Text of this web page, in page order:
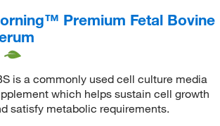
Premium Fetal Bovine
is a commonly used cell culture media
which helps sustain cell growth
satisfy metabolic requirements.